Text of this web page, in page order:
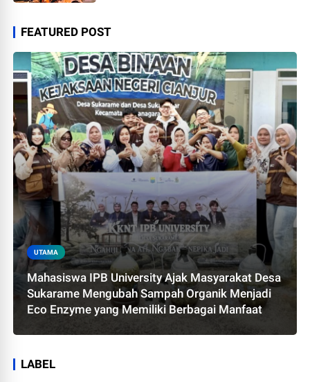
FEATURED POST
UTAMA
Mahasiswa IPB University Ajak Masyarakat Desa
Sukarame Mengubah Sampah Organik Menjadi
Eco Enzyme yang Memiliki Berbagai Manfaat
LABEL